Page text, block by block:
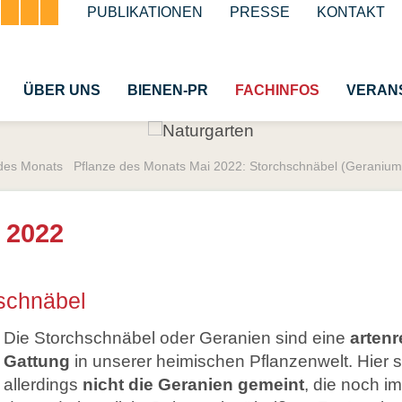
Navigation
PUBLIKATIONEN PRESSE KONTAKT
ÜBER UNS BIENEN-PR FACHINFOS
Honigbiene
Bestäubung
Insekt des Jahres
Monats Pflanze des Monats Mai 2022: Storchschnäbel
Die Storchschnäbel oder Geranien sind eine
Gattung in unserer heimischen Pflanzenwelt. Hier
allerdings nicht die Geranien gemeint, die noch